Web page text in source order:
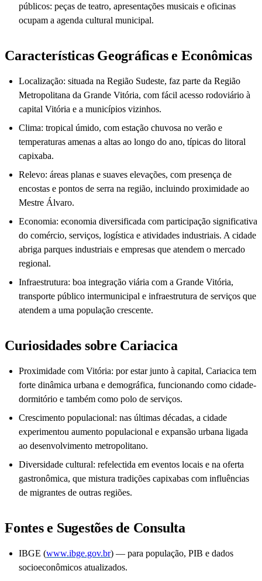
públicos: peças de teatro, apresentações musicais e oficinas
ocupam a agenda cultural municipal.
Características Geográficas e Econômicas
Localização: situada na Região Sudeste, faz parte da Região
Metropolitana da Grande Vitória, com fácil acesso rodoviário à
capital Vitória e a municípios vizinhos.
Clima: tropical úmido, com estação chuvosa no verão e
temperaturas amenas a altas ao longo do ano, típicas do litoral
capixaba.
Relevo: áreas planas e suaves elevações, com presença de
encostas e pontos de serra na região, incluindo proximidade ao
Mestre Álvaro.
Economia: economia diversificada com participação significativa
do comércio, serviços, logística e atividades industriais. A cidade
abriga parques industriais e empresas que atendem o mercado
regional.
Infraestrutura: boa integração viária com a Grande Vitória,
transporte público intermunicipal e infraestrutura de serviços que
atendem a uma população crescente.
Curiosidades sobre Cariacica
Proximidade com Vitória: por estar junto à capital, Cariacica tem
forte dinâmica urbana e demográfica, funcionando como cidade-
dormitório e também como polo de serviços.
Crescimento populacional: nas últimas décadas, a cidade
experimentou aumento populacional e expansão urbana ligada
ao desenvolvimento metropolitano.
Diversidade cultural: refelectida em eventos locais e na oferta
gastronômica, que mistura tradições capixabas com influências
de migrantes de outras regiões.
Fontes e Sugestões de Consulta
IBGE (www.ibge.gov.br) — para população, PIB e dados
socioeconômicos atualizados.